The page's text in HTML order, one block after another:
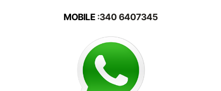
MOBILE:340 6407345